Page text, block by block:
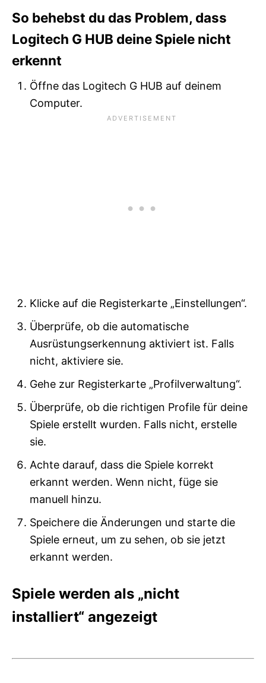
So behebst du das Problem, dass
Logitech G HUB deine Spiele nicht
erkennt
Öffne das Logitech G HUB auf deinem
Computer.
Klicke auf die Registerkarte „Einstellungen“.
Überprüfe, ob die automatische
Ausrüstungserkennung aktiviert ist. Falls
nicht, aktiviere sie.
Gehe zur Registerkarte „Profilverwaltung“.
Überprüfe, ob die richtigen Profile für deine
Spiele erstellt wurden. Falls nicht, erstelle
sie.
Achte darauf, dass die Spiele korrekt
erkannt werden. Wenn nicht, füge sie
manuell hinzu.
Speichere die Änderungen und starte die
Spiele erneut, um zu sehen, ob sie jetzt
erkannt werden.
Spiele werden als „nicht
installiert“ angezeigt